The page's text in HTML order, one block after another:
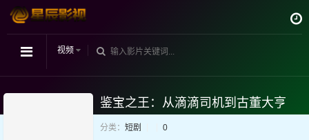
视频
鉴宝之王：从滴滴司机到古董大亨
分类： 短剧
0